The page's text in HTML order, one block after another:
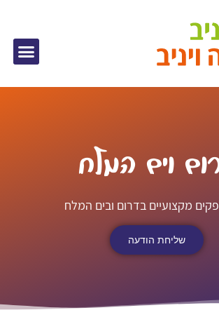
וים המלח
מקצועיים בדרום ובים המלח
שליחת הודעה